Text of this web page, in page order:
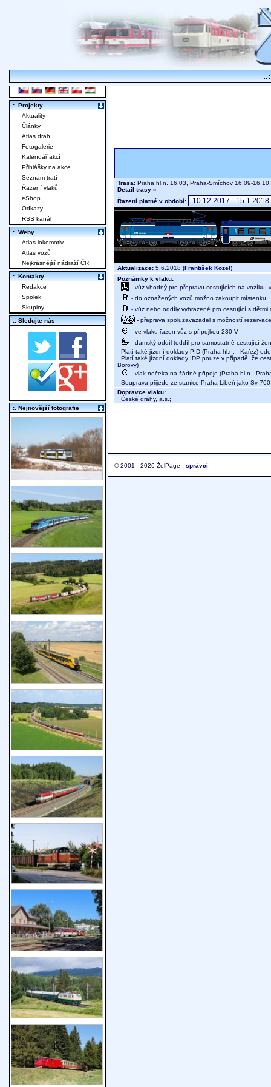
Trasa: Praha hl.n. 16.03, Praha-Smíchov 16.09-
Detail trasy »
Řazení platné v období:
Aktualizace: 5.6.2018 (František Kozel)
Poznámky k vlaku:
- vůz vhodný pro přepravu cestujících na vozíku,
- do označených vozů možno zakoupit místenku
- vůz nebo oddíly vyhrazené pro cestující s dětmi
- přeprava spoluzavazadel s možností
- ve vlaku řazen vůz s přípojkou 230 V
- dámský oddíl (oddíl pro samostatně cestující
Platí také jízdní doklady PID (Praha hl.n. - Kařez)
Platí také jízdní doklady IDP pouze v případě, že
Borovy)
- vlak nečeká na žádné přípoje (Praha hl.n.,
Souprava přijede ze stanice Praha-Libeň jako Sv
Dopravce vlaku:
České dráhy, a.s. ;
© 2001 - 2026 ŽelPage - správci
:. Projekty
Aktuality
Články
Atlas drah
Fotogalerie
Kalendář akcí
Přihlášky na akce
Seznam tratí
Řazení vlaků
eShop
Odkazy
RSS kanál
:. Weby
Atlas lokomotiv
Atlas vozů
Nejkrásnější nádraží ČR
:. Kontakty
Redakce
Spolek
Skupiny
:. Sledujte nás
:. Nejnovější fotografie